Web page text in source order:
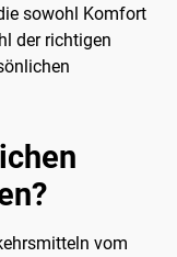
sowohl Komfort
der richtigen
vom